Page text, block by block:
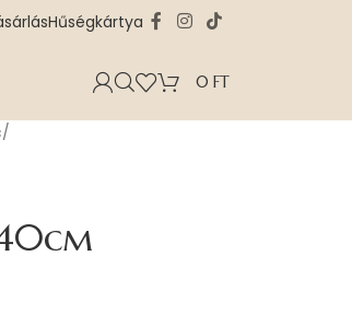
Hűségkártya
0 FT